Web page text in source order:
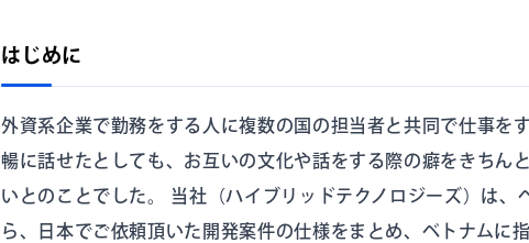
はじめに
外資系企業で勤務をする人に複数の国の担当者と共同で仕事を
暢に話せたとしても、お互いの文化や話をする際の癖をきちん
いとのことでした。 当社（ハイブリッドテクノロジーズ）は、
ら、日本でご依頼頂いた開発案件の仕様をまとめ、ベトナムに